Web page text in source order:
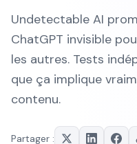
Undetectable AI
ChatGPT invisible
les autres. Tests
que ça implique
contenu.
Partager :